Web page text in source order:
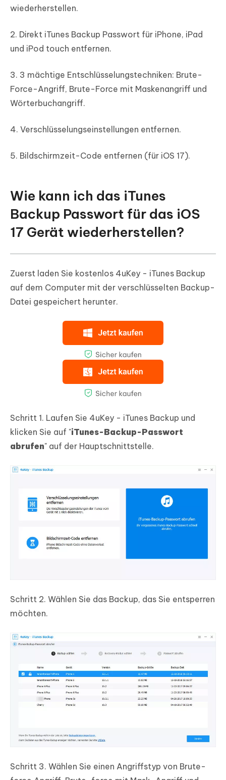
wiederherstellen.
2. Direkt iTunes Backup Passwort für iPhone, iPad
und iPod touch entfernen.
3. 3 mächtige Entschlüsselungstechniken: Brute-
Force-Angriff, Brute-Force mit Maskenangriff und
Wörterbuchangriff.
4. Verschlüsselungseinstellungen entfernen.
5. Bildschirmzeit-Code entfernen (für iOS 17).
Wie kann ich das iTunes
Backup Passwort für das iOS
17 Gerät wiederherstellen?
Zuerst laden Sie kostenlos 4uKey - iTunes Backup
auf dem Computer mit der verschlüsselten Backup-
Datei gespeichert herunter.
Schritt 1. Laufen Sie 4uKey - iTunes Backup und
klicken Sie auf "iTunes-Backup-Passwort
abrufen" auf der Hauptschnittstelle.
Schritt 2. Wählen Sie das Backup, das Sie entsperren
möchten.
Schritt 3. Wählen Sie einen Angriffstyp von Brute-